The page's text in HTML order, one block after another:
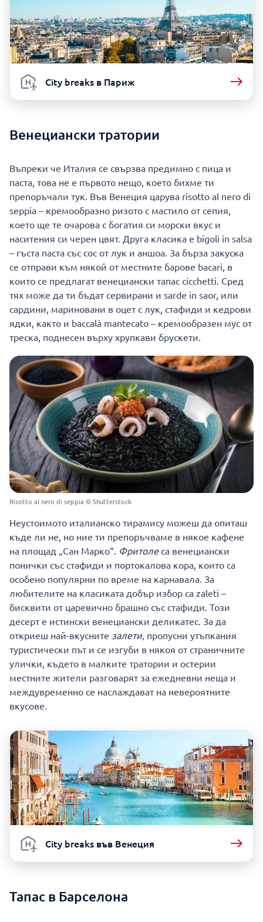
City breaks в Париж
Венециански тратории
Въпреки че Италия се свързва предимно с пица и
паста, това не е първото нещо, което бихме ти
препоръчали тук. Във Венеция царува risotto al nero di
seppia – кремообразно ризото с мастило от сепия,
което ще те очарова с богатия си морски вкус и
наситения си черен цвят. Друга класика е bigoli in salsa
– гъста паста със сос от лук и аншоа. За бърза закуска
се отправи към някой от местните барове bacari, в
които се предлагат венециански тапас cicchetti. Сред
тях може да ти бъдат сервирани и sarde in saor, или
сардини, мариновани в оцет с лук, стафиди и кедрови
ядки, както и baccalà mantecato – кремообразен мус от
треска, поднесен върху хрупкави брускети.
Risotto al nero di seppia © Shutterstock
Неустоимото италианско тирамису можеш да опиташ
къде ли не, но ние ти препоръчваме в някое кафене
на площад „Сан Марко“. Фритолеса венециански
понички със стафиди и портокалова кора, които са
особено популярни по време на карнавала. За
любителите на класиката добър избор са zaleti –
бисквити от царевично брашно със стафиди. Този
десерт е истински венециански деликатес. За да
откриеш най-вкусните залети, пропусни утъпкания
туристически път и се изгуби в някоя от страничните
улички, където в малките тратории и остерии
местните жители разговарят за ежедневни неща и
междувременно се наслаждават на невероятните
вкусове.
City breaks във Венеция
Тапас в Барселона